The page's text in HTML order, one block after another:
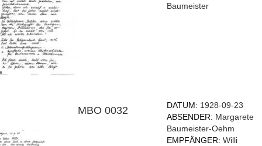
Baumeister
MBO 0032 DATUM: 1928-09-23
ABSENDER: Margarete
Baumeister-Oehm
EMPFÄNGER:Willi